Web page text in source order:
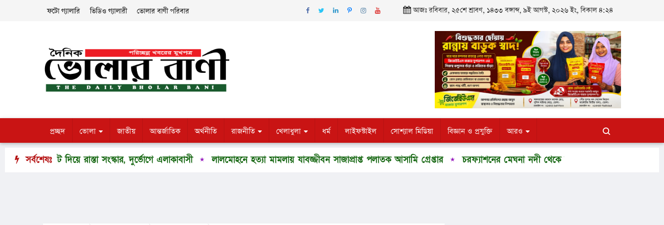
ফটো গ্যালারি ভিডিও গ্যালারী ভোলার বাণী পরিবার আজঃ রবিবার, ২৫শে শ্রাবণ, ১৪৩৩ বঙ্গাব্দ, ৯ই আগস্ট, ২০২৬ ইং, বিকাল ৪:২৪
প্রচ্ছদ ভোলা জাতীয় আন্তর্জাতিক অর্থনীতি রাজনীতি খেলাধুলা ধর্ম লাইফস্টাইল সোশ্যাল মিডিয়া বিজ্ঞান ও প্রযুক্তি আরও
সর্বশেষঃ
মাট দিয়ে রাস্তা সংস্কার, দুর্ভোগে এলাকাবাসী লালমোহনে হত্যা মামলায় যাবজ্জীবন সাজাপ্রাপ্ত পলাতক আসামি গ্রেপ্তার চরফ্যাশনের মেঘনা নদী থেকে অর্ধগলিত নারীর মরদেহ উদ্ধার